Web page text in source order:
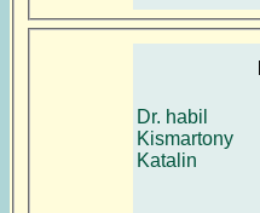
Dr. habil
Kismartony
Katalin